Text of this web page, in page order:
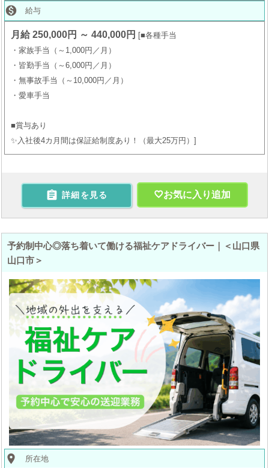
 給与
月給 250,000円 ～ 440,000円
■各種手当
・家族手当（～1,000円／月）
・皆勤手当（～6,000円／月）
・無事故手当（～10,000円／月）
・愛車手当
■賞与あり
✨入社後4カ月間は保証給制度あり！（最大25万円）
 詳細を見る お気に入り追加
予約制中心◎落ち着いて働ける福祉ケアドライバー｜＜山口県
山口市＞
place 所在地